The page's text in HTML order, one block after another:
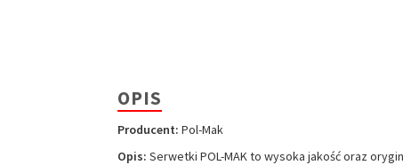
OPIS
Producent: Pol-Mak
Opis: Serwetki POL-MAK to wysoka jakość oraz